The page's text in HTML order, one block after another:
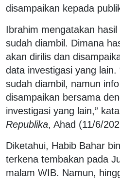
disampaikan kepada
Ibrahim mengatakan
sudah diambil. Dimana
akan dirilis dan
data investigasi yang lain.
sudah diambil, namun
disampaikan bersama
investigasi yang lain,”
Republika, Ahad (11/6/
Diketahui, Habib Bahar
terkena tembakan pada
malam WIB. Namun,